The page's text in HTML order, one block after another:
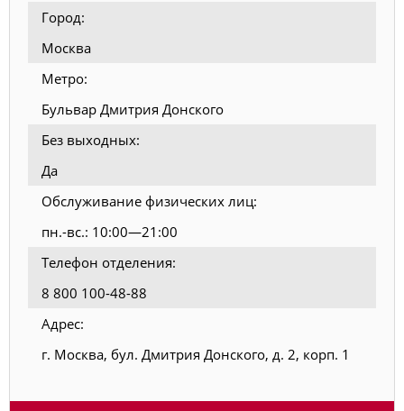
Город:
Москва
Метро:
Бульвар Дмитрия Донского
Без выходных:
Да
Обслуживание физических лиц:
пн.-вс.: 10:00—21:00
Телефон отделения:
8 800 100-48-88
Адрес:
г. Москва, бул. Дмитрия Донского, д. 2, корп. 1